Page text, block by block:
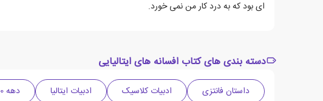
ای بود که به درد کار من نمی خورد.
دسته بندی های کتاب افسانه های ایتالیایی
داستان فانتزی ادبیات کلاسیک ادبیات ایتالیا دهه 1950 میلادی